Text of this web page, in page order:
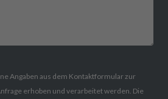
Angaben aus dem Kontaktformular zur
erhoben und verarbeitet werden. Die